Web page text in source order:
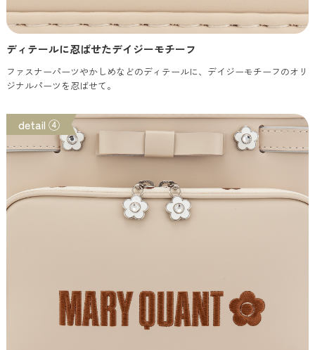
ディテールに忍ばせたデイジーモチーフ
ファスナーパーツやかしめなどのディテールに、デイジーモチーフのオリ
ジナルパーツを忍ばせて。
detail ④